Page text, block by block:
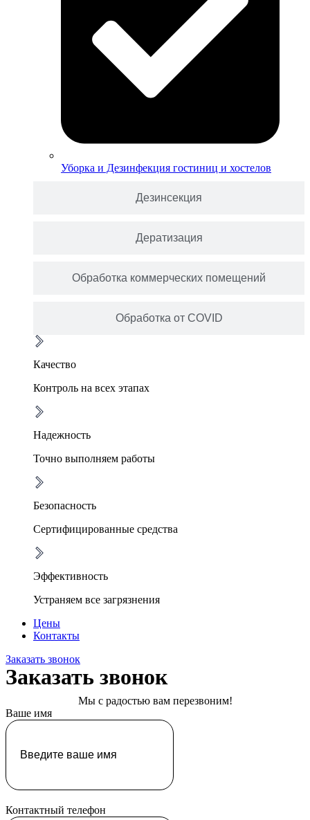
Дезинсекция
Дератизация
Обработка коммерческих помещений
Обработка от COVID
Уборка и Дезинфекция гостиниц и хостелов
Качество
Контроль на всех этапах
Надежность
Точно выполняем работы
Безопасность
Сертифицированные средства
Эффективность
Устраняем все загрязнения
Цены
Контакты
Заказать звонок
Заказать звонок
Мы с радостью вам перезвоним!
Ваше имя
Контактный телефон